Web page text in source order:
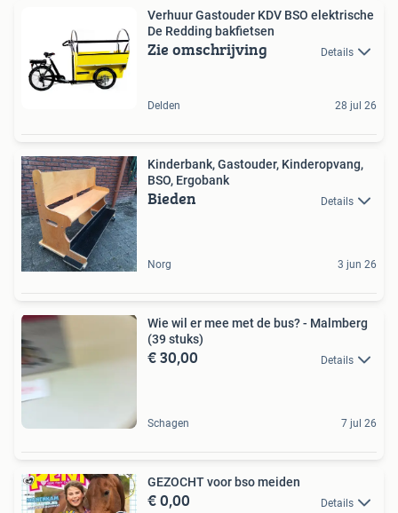
Verhuur Gastouder KDV BSO elektrische
De Redding bakfietsen
Zie omschrijving Details
Delden 28 jul 26
Kinderbank, Gastouder, Kinderopvang,
BSO, Ergobank
Bieden Details
Norg 3 jun 26
Wie wil er mee met de bus? - Malmberg
(39 stuks)
€ 30,00 Details
Schagen 7 jul 26
GEZOCHT voor bso meiden
€ 0,00 Details